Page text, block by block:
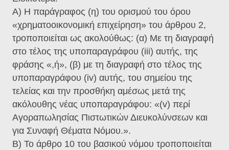
Α) Η παράγραφος (η) του ορισμού του όρου
«χρηματοοικονομική επιχείρηση» του άρθρου 2,
τροποποιείται ως ακολούθως: (α) Με τη διαγραφή
στο τέλος της υποπαραγράφου (iii) αυτής, της
φράσης «,ή», (β) με τη διαγραφή στο τέλος της
υποπαραγράφου (iv) αυτής, του σημείου της
τελείας και την προσθήκη αμέσως μετά της
ακόλουθης νέας υποπαραγράφου: «(v) περί
Αγοραπωλησίας Πιστωτικών Διευκολύνσεων και
για Συναφή Θέματα Νόμου.».
Β) Το άρθρο 10 του βασικού νόμου τροποποιείται